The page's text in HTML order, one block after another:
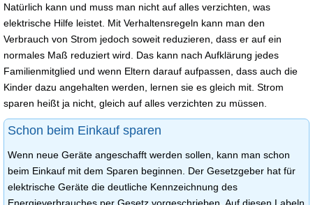
Natürlich kann und muss man nicht auf alles verzichten, was
elektrische Hilfe leistet. Mit Verhaltensregeln kann man den
Verbrauch von Strom jedoch soweit reduzieren, dass er auf ein
normales Maß reduziert wird. Das kann nach Aufklärung jedes
Familienmitglied und wenn Eltern darauf aufpassen, dass auch die
Kinder dazu angehalten werden, lernen sie es gleich mit. Strom
sparen heißt ja nicht, gleich auf alles verzichten zu müssen.
Schon beim Einkauf sparen
Wenn neue Geräte angeschafft werden sollen, kann man schon
beim Einkauf mit dem Sparen beginnen. Der Gesetzgeber hat für
elektrische Geräte die deutliche Kennzeichnung des
Energieverbrauches per Gesetz vorgeschrieben. Auf diesen Labeln